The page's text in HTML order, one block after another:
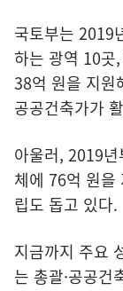
국토부는 2019
하는 광역 10곳
38억 원을 지원
공공건축가가
아울러, 2019
체에 76억 원을
립도 돕고 있다.
지금까지 주요
는 총괄·공공건